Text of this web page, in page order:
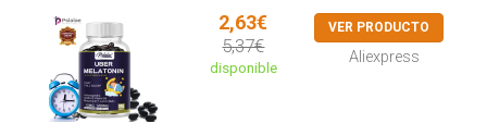
2,63€
5,37€
disponible
VER PRODUCTO
Aliexpress